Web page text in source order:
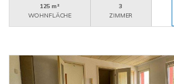
125 m²
WOHNFLÄCHE
3
ZIMMER